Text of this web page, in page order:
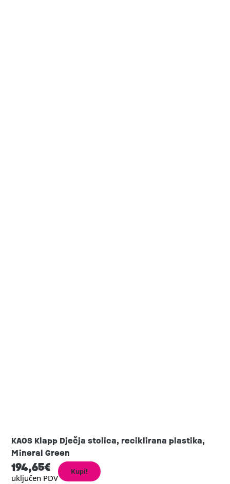
KAOS Klapp Dječja stolica, reciklirana plastika,
Mineral Green
194,65€
uključen PDV
Kupi!